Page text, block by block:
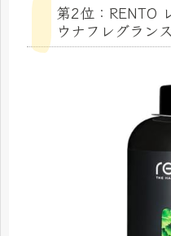
第2位：RENTO
ウナフレグラン